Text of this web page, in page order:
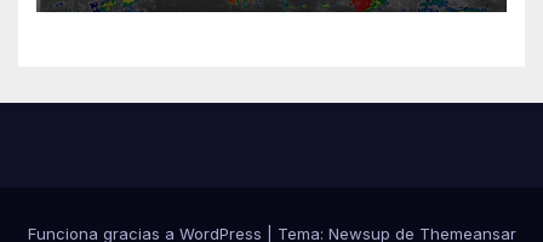
Funciona gracias a WordPress Tema: Newsup de Themeansar